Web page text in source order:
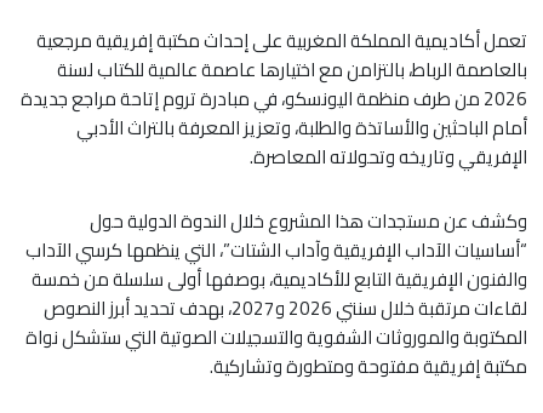
تعمل أكاديمية المملكة المغربية على إحداث مكتبة إفريقية مرجعية
بالعاصمة الرباط، بالتزامن مع اختيارها عاصمة عالمية للكتاب لسنة
2026 من طرف منظمة اليونسكو، في مبادرة تروم إتاحة مراجع جديدة
أمام الباحثين والأساتذة والطلبة، وتعزيز المعرفة بالتراث الأدبي
الإفريقي وتاريخه وتحولاته المعاصرة.
وكشف عن مستجدات هذا المشروع خلال الندوة الدولية حول
“أساسيات الآداب الإفريقية وآداب الشتات”، التي ينظمها كرسي الآداب
والفنون الإفريقية التابع للأكاديمية، بوصفها أولى سلسلة من خمسة
لقاءات مرتقبة خلال سنتي 2026 و2027، بهدف تحديد أبرز النصوص
المكتوبة والموروثات الشفوية والتسجيلات الصوتية التي ستشكل نواة
مكتبة إفريقية مفتوحة ومتطورة وتشاركية.